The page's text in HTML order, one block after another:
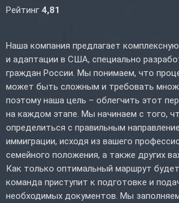
Рейтинг 4,81
Наша компания предлагает комплексную
и адаптации в США, специально
граждан России. Мы понимаем, что
может быть сложным и требовать
поэтому наша цель – облегчить этот
на каждом этапе. Мы начинаем с того,
определиться с правильным
иммиграции, исходя из вашего
семейного положения, а также других
Как только оптимальный маршрут
команда приступит к подготовке и
необходимых документов. Мы